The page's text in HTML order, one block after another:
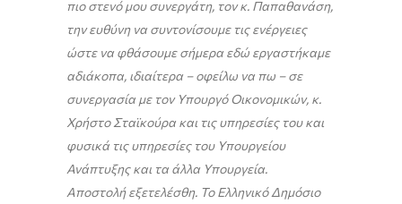
πιο στενό μου συνεργάτη, τον κ. Παπαθανάση,
την ευθύνη να συντονίσουμε τις ενέργειες
ώστε να φθάσουμε σήμερα εδώ εργαστήκαμε
αδιάκοπα, ιδιαίτερα – οφείλω να πω – σε
συνεργασία με τον Υπουργό Οικονομικών, κ.
Χρήστο Σταϊκούρα και τις υπηρεσίες του και
φυσικά τις υπηρεσίες του Υπουργείου
Ανάπτυξης και τα άλλα Υπουργεία.
Αποστολή εξετελέσθη. Το Ελληνικό Δημόσιο